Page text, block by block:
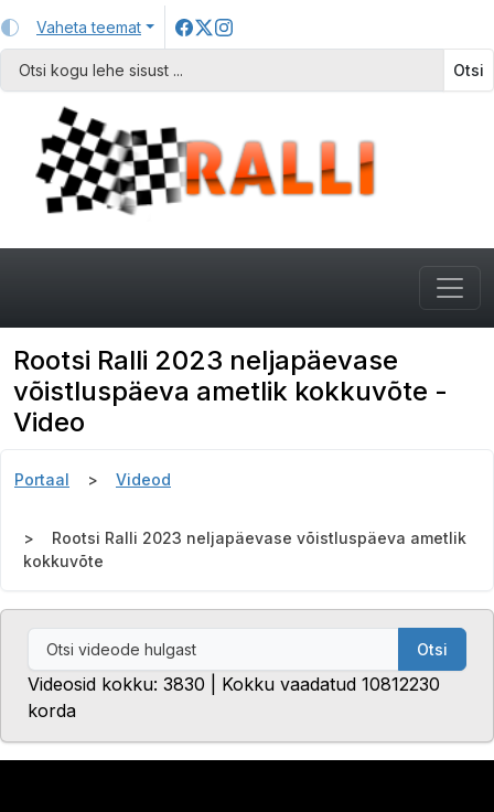
Vaheta teemat
Otsi
Rootsi Ralli 2023 neljapäevase
võistluspäeva ametlik kokkuvõte -
Video
Portaal Videod
Rootsi Ralli 2023 neljapäevase võistluspäeva ametlik
kokkuvõte
Otsi
Videosid kokku: 3830 | Kokku vaadatud 10812230
korda